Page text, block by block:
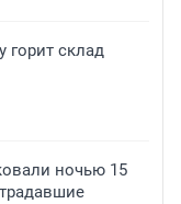
горит склад
ночью 15